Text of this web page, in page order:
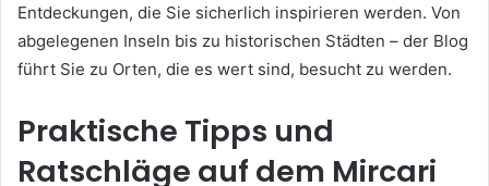
Entdeckungen, die Sie sicherlich inspirieren werden. Von
abgelegenen Inseln bis zu historischen Städten – der Blog
führt Sie zu Orten, die es wert sind, besucht zu werden.
Praktische Tipps und
Ratschläge auf dem Mircari